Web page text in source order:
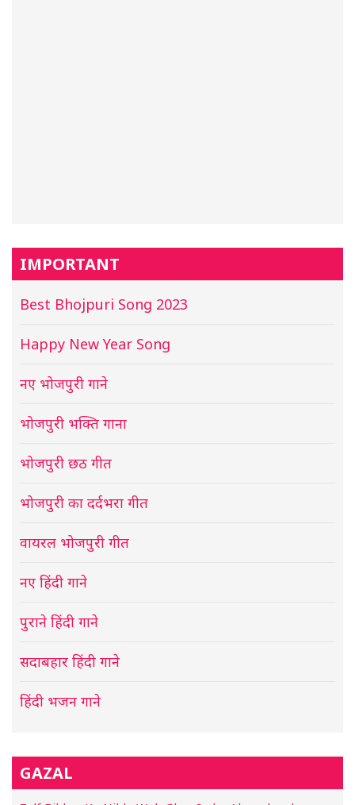
IMPORTANT
Best Bhojpuri Song 2023
Happy New Year Song
नए भोजपुरी गाने
भोजपुरी भक्ति गाना
भोजपुरी छठ गीत
भोजपुरी का दर्दभरा गीत
वायरल भोजपुरी गीत
नए हिंदी गाने
पुराने हिंदी गाने
सदाबहार हिंदी गाने
हिंदी भजन गाने
GAZAL